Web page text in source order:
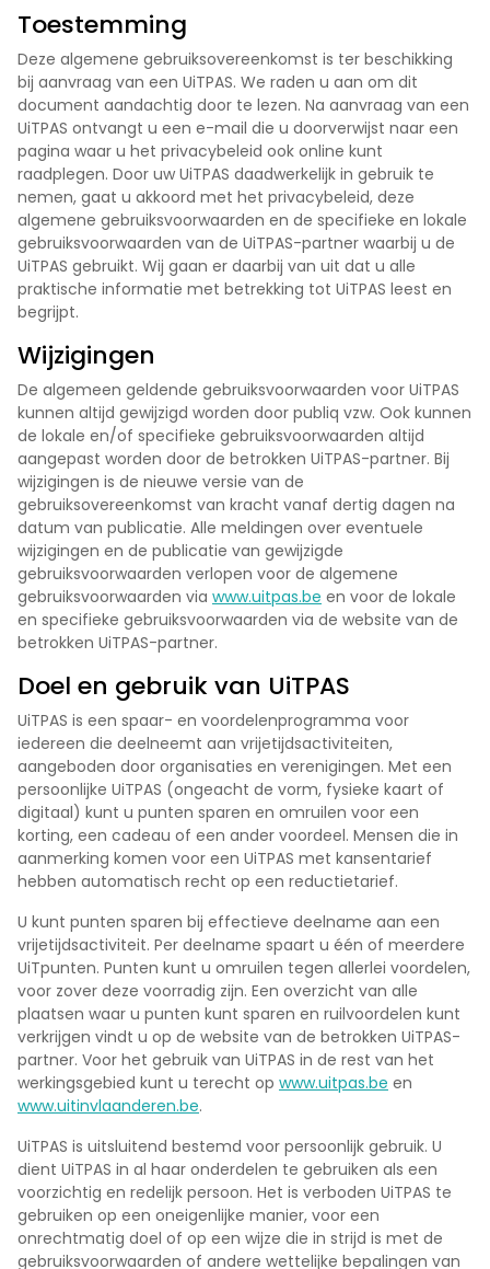
Toestemming
Deze algemene gebruiksovereenkomst is ter beschikking
bij aanvraag van een UiTPAS. We raden u aan om dit
document aandachtig door te lezen. Na aanvraag van een
UiTPAS ontvangt u een e-mail die u doorverwijst naar een
pagina waar u het privacybeleid ook online kunt
raadplegen. Door uw UiTPAS daadwerkelijk in gebruik te
nemen, gaat u akkoord met het privacybeleid, deze
algemene gebruiksvoorwaarden en de specifieke en lokale
gebruiksvoorwaarden van de UiTPAS-partner waarbij u de
UiTPAS gebruikt. Wij gaan er daarbij van uit dat u alle
praktische informatie met betrekking tot UiTPAS leest en
begrijpt.
Wijzigingen
De algemeen geldende gebruiksvoorwaarden voor UiTPAS
kunnen altijd gewijzigd worden door publiq vzw. Ook kunnen
de lokale en/of specifieke gebruiksvoorwaarden altijd
aangepast worden door de betrokken UiTPAS-partner. Bij
wijzigingen is de nieuwe versie van de
gebruiksovereenkomst van kracht vanaf dertig dagen na
datum van publicatie. Alle meldingen over eventuele
wijzigingen en de publicatie van gewijzigde
gebruiksvoorwaarden verlopen voor de algemene
gebruiksvoorwaarden via www.uitpas.be en voor de lokale
en specifieke gebruiksvoorwaarden via de website van de
betrokken UiTPAS-partner.
Doel en gebruik van UiTPAS
UiTPAS is een spaar- en voordelenprogramma voor
iedereen die deelneemt aan vrijetijdsactiviteiten,
aangeboden door organisaties en verenigingen. Met een
persoonlijke UiTPAS (ongeacht de vorm, fysieke kaart of
digitaal) kunt u punten sparen en omruilen voor een
korting, een cadeau of een ander voordeel. Mensen die in
aanmerking komen voor een UiTPAS met kansentarief
hebben automatisch recht op een reductietarief.
U kunt punten sparen bij effectieve deelname aan een
vrijetijdsactiviteit. Per deelname spaart u één of meerdere
UiTpunten. Punten kunt u omruilen tegen allerlei voordelen,
voor zover deze voorradig zijn. Een overzicht van alle
plaatsen waar u punten kunt sparen en ruilvoordelen kunt
verkrijgen vindt u op de website van de betrokken UiTPAS-
partner. Voor het gebruik van UiTPAS in de rest van het
werkingsgebied kunt u terecht op www.uitpas.be en
www.uitinvlaanderen.be.
UiTPAS is uitsluitend bestemd voor persoonlijk gebruik. U
dient UiTPAS in al haar onderdelen te gebruiken als een
voorzichtig en redelijk persoon. Het is verboden UiTPAS te
gebruiken op een oneigenlijke manier, voor een
onrechtmatig doel of op een wijze die in strijd is met de
gebruiksvoorwaarden of andere wettelijke bepalingen van